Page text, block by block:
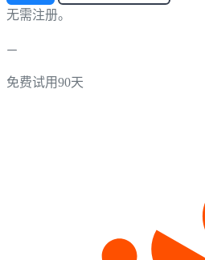
无需注册。
免费试用90天